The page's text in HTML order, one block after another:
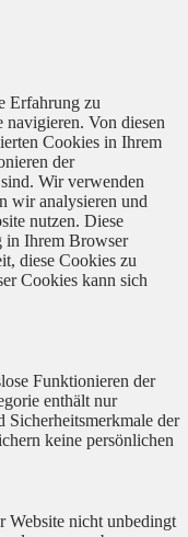
Erfahrung zu
navigieren. Von diesen
Cookies in Ihrem
der
Wir verwenden
wir analysieren und
nutzen. Diese
in Ihrem Browser
diese Cookies zu
Cookies kann sich
Funktionieren der
enthält nur
Sicherheitsmerkmale der
keine persönlichen
Website nicht unbedingt